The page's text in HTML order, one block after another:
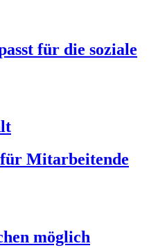
für die soziale
Mitarbeitende
möglich